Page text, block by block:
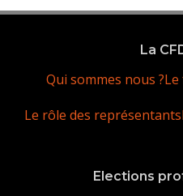
La
Qui sommes nous ?
Le rôle des représentants
Elections